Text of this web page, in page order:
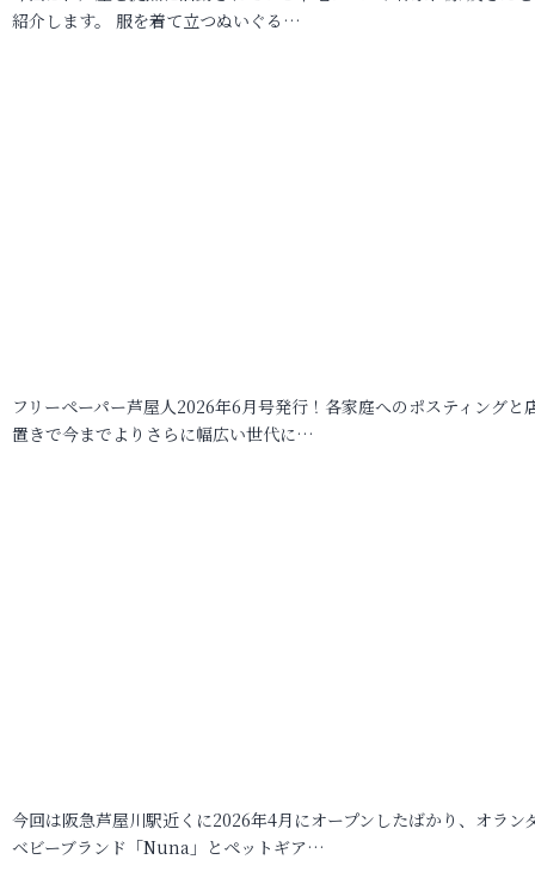
紹介します。 服を着て立つぬいぐる…
フリーペーパー芦屋人2026年6月号発行！各家庭へのポスティングと
置きで今までよりさらに幅広い世代に…
今回は阪急芦屋川駅近くに2026年4月にオープンしたばかり、オラン
ベビーブランド「Nuna」とペットギア…